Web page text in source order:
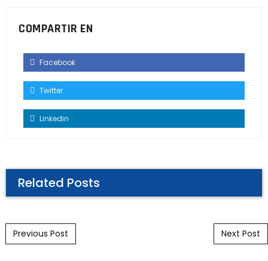
COMPARTIR EN
Facebook
Twitter
Linkedin
Related Posts
Post navigation
Previous Post Next Post